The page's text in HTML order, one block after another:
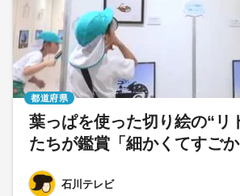
葉っぱを使った切り絵の“リ
たちが鑑賞「細かくてすごか
石川テレビ
都道府県